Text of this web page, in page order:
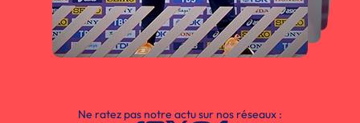
Ne ratez pas notre actu sur nos réseaux :